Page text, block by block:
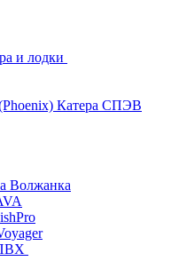
и лодки
Катера СПЭВ
Волжанка